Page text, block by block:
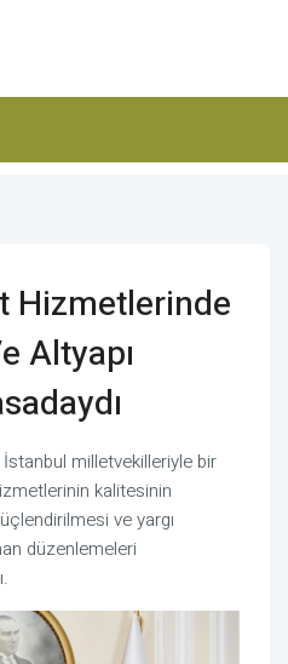
Hizmetlerinde
Altyapı
İstanbul milletvekilleriyle bir
kalitesinin
ve yargı
düzenlemeleri